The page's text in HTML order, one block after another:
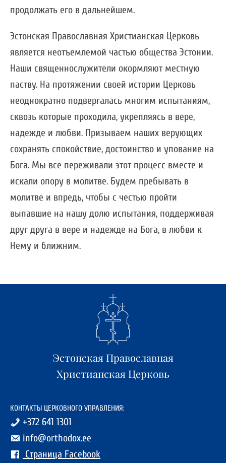
продолжать его в дальнейшем.
Эстонская Православная Христианская Церковь
является неотъемлемой частью общества Эстонии.
Наши священнослужители окормляют местную
паству. На протяжении своей истории Церковь
неоднократно подвергалась многим испытаниям,
сквозь которые проходила, укрепляясь в вере,
надежде и любви. Призываем наших верующих
сохранять спокойствие, достоинство и упование на
Бога. Мы все переживали этот процесс вместе и
искали опору в молитве. Будем пребывать в
молитве и впредь, чтобы с честью пройти
выпавшие на нашу долю испытания, поддерживая
друг друга в вере и надежде на Бога, в любви к
Нему и ближним.
Эстонская Православная
Христианская Церковь
КОНТАКТЫ ЦЕРКОВНОГО УПРАВЛЕНИЯ:
+372 641 1301
info@orthodox.ee
Страница Facebook